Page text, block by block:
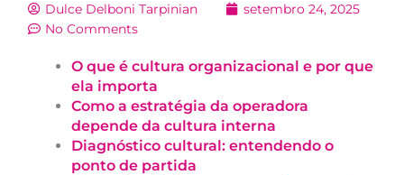
Dulce Delboni Tarpinian
setembro 24, 2025
No Comments
O que é cultura organizacional e por que
ela importa
Como a estratégia da operadora
depende da cultura interna
Diagnóstico cultural: entendendo o
ponto de partida